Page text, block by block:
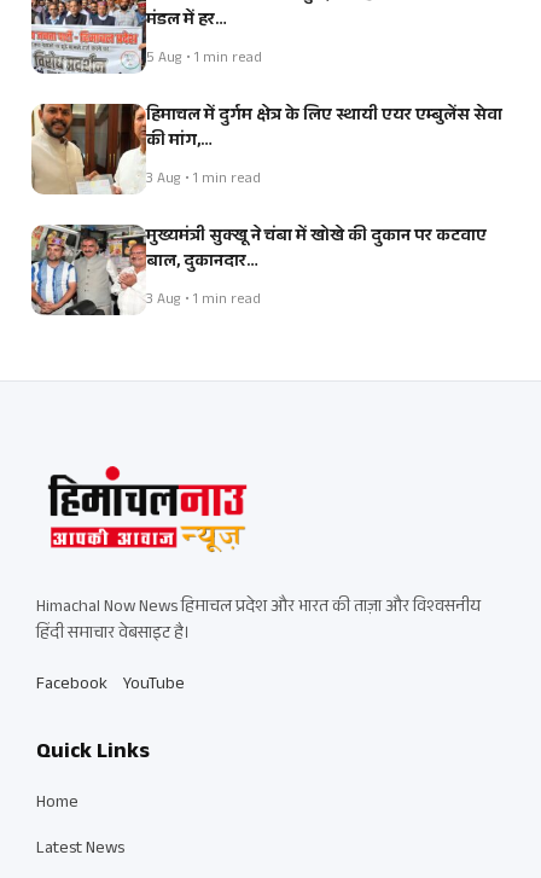
मंडल में हर…
5 Aug • 1 min read
हिमाचल में दुर्गम क्षेत्र के लिए स्थायी एयर एम्बुलेंस सेवा
की मांग,…
3 Aug • 1 min read
मुख्यमंत्री सुक्खू ने चंबा में खोखे की दुकान पर कटवाए
बाल, दुकानदार…
3 Aug • 1 min read
Himachal Now News हिमाचल प्रदेश और भारत की ताज़ा और विश्वसनीय
हिंदी समाचार वेबसाइट है।
Facebook YouTube
Quick Links
Home
Latest News